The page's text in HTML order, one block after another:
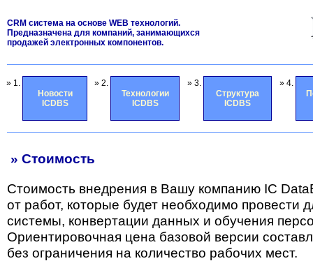
CRM система на основе WEB технологий.
Предназначена для компаний, занимающихся
продажей электронных компонентов.
» 1.
Новости
ICDBS
» 2.
Технологии
ICDBS
» 3.
Структура
ICDBS
» 4.
» Стоимость
Стоимость внедрения в Вашу компанию IC
от работ, которые будет необходимо провести
системы, конвертации данных и обучения
Ориентировочная цена базовой версии
без ограничения на количество рабочих мест.